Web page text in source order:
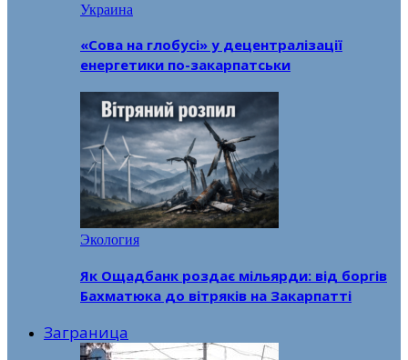
Украина
«Сова на глобусі» у децентралізації
енергетики по-закарпатськи
Экология
Як Ощадбанк роздає мільярди: від боргів
Бахматюка до вітряків на Закарпатті
Заграница